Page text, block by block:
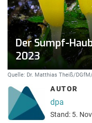
Der Sumpf-
2023
Quelle: Dr. Matthias Theiß/
AUTOR
dpa
Stand: 5.